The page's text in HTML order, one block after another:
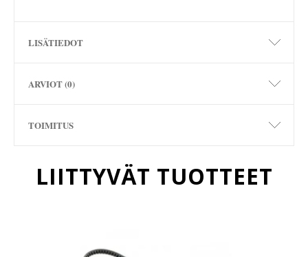
LISÄTIEDOT
ARVIOT (0)
TOIMITUS
LIITTYVÄT TUOTTEET